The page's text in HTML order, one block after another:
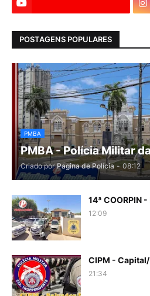
POSTAGENS POPULARES
PMBA
PMBA - Polícia Militar
Criado por Pagina de Polícia - 08:12
14ª COORPIN
12:09
CIPM - Capital/
21:34